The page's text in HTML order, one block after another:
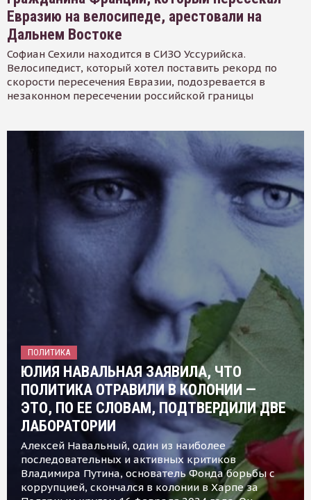
Евразию на велосипеде, арестовали на
Дальнем Востоке
Софиан Сехили находится в СИЗО Уссурийска.
Велосипедист, который хотел поставить рекорд по
скорости пересечения Евразии, подозревается в
незаконном пересечении российской границы
ПОЛИТИКА
ЮЛИЯ НАВАЛЬНАЯ ЗАЯВИЛА, ЧТО
ПОЛИТИКА ОТРАВИЛИ В КОЛОНИИ —
ЭТО, ПО ЕЕ СЛОВАМ, ПОДТВЕРДИЛИ ДВЕ
ЛАБОРАТОРИИ
Алексей Навальный, один из наиболее
последовательных и активных критиков
Владимира Путина, основатель Фонда борьбы с
коррупцией, скончался в колонии в Харпе за